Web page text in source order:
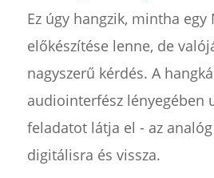
Ez úgy hangzik, mintha egy
előkészítése lenne, de
nagyszerű kérdés. A
audiointerfész lényegében
feladatot látja el - az
digitálisra és vissza.